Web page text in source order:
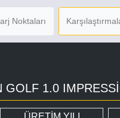
Noktaları
GOLF 1.0